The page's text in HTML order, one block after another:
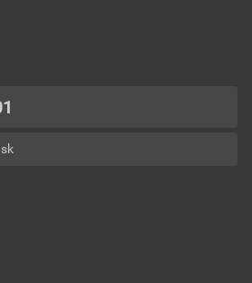
môže iba prihlásený užívateľ.